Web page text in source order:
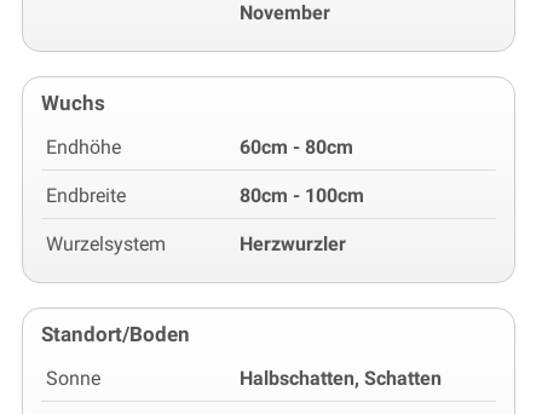
November
Wuchs
Endhöhe 60cm - 80cm
Endbreite 80cm - 100cm
Wurzelsystem Herzwurzler
Standort/Boden
Sonne Halbschatten, Schatten